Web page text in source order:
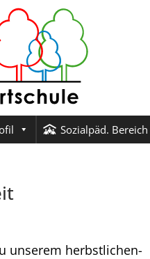
Sozialpäd. Bereich
unserem herbstlichen-